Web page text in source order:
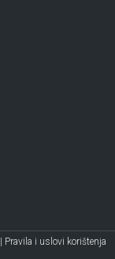
Pravila i uslovi korištenja